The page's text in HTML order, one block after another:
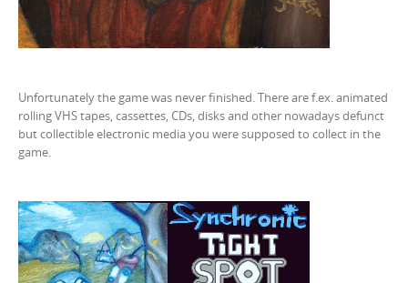
Unfortunately the game was never finished. There are f.ex. animated
rolling VHS tapes, cassettes, CDs, disks and other nowadays defunct
but collectible electronic media you were supposed to collect in the
game.